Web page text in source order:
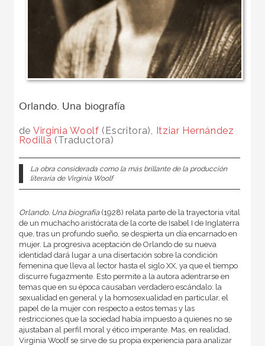
Orlando. Una biografía
de Virginia Woolf (Escritora), Itziar Hernández
Rodilla (Traductora)
La obra considerada como la más brillante de la producción
literaria de Virginia Woolf
Orlando. Una biografía (1928) relata parte de la trayectoria vital
de un muchacho aristócrata de la corte de Isabel I de Inglaterra
que, tras un profundo sueño, se despierta un día encarnado en
mujer. La progresiva aceptación de Orlando de su nueva
identidad dará lugar a una disertación sobre la condición
femenina que lleva al lector hasta el siglo XX, ya que el tiempo
discurre fugazmente. Esto permite a la autora adentrarse en
temas que en su época causaban verdadero escándalo: la
sexualidad en general y la homosexualidad en particular, el
papel de la mujer con respecto a estos temas y las
restricciones que la sociedad había impuesto a quienes no se
ajustaban al perfil moral y ético imperante. Mas, en realidad,
Virginia Woolf se sirve de su propia experiencia para analizar